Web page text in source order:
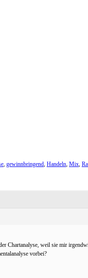
, gewinnbringend, Handeln, Mix,
Chartanalyse, weil sie mir
vorbei?